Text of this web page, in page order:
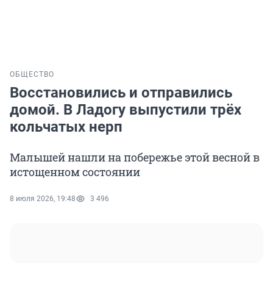
ОБЩЕСТВО
Восстановились и отправились
домой. В Ладогу выпустили трёх
кольчатых нерп
Малышей нашли на побережье этой весной в
истощенном состоянии
8 июля 2026, 19:48 3 496